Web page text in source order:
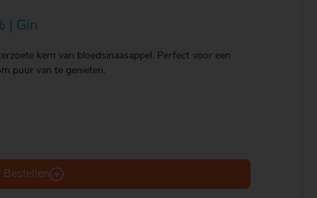
| Gin
kern van bloedsinaasappel. Perfect voor een
puur van te genieten.
Bestellen